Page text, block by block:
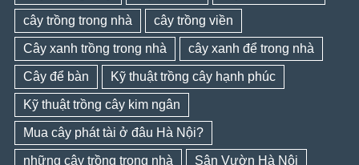
cây trồng trong nhà cây trồng viền
Cây xanh trồng trong nhà cây xanh để trong nhà
Cây để bàn Kỹ thuật trồng cây hạnh phúc
Kỹ thuật trồng cây kim ngân
Mua cây phát tài ở đâu Hà Nội?
những cây trồng trong nhà Sân Vườn Hà Nội